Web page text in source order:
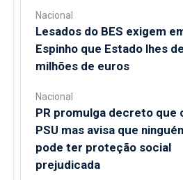
Nacional
Lesados do BES exigem
Espinho que Estado lhes
milhões de euros
Nacional
PR promulga decreto que
PSU mas avisa que
pode ter proteção social
prejudicada